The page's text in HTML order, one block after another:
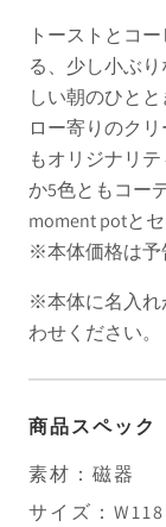
トーストとコ
る、少し小ぶ
しい朝のひと
ロー寄りのク
もオリジナリ
か5色ともコー
moment potと
※本体価格は予
※本体に名入れ
わせください。
商品スペック
素材：磁器
サイズ：